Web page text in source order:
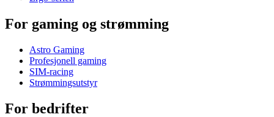
For gaming og strømming
Astro Gaming
Profesjonell gaming
SIM-racing
Strømmingsutstyr
For bedrifter